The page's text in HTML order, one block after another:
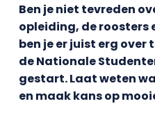
Ben je niet tevreden
opleiding, de roosters
ben je er juist erg over
de Nationale
gestart. Laat weten
en maak kans op